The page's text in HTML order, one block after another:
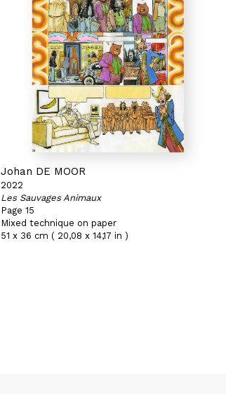
Johan DE MOOR
2022
Les Sauvages Animaux
Page 15
Mixed technique on paper
51 x 36 cm ( 20,08 x 14,17 in )